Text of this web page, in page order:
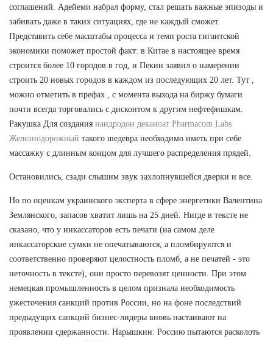
соглашений. Адейеми набрал форму, стал решать важные эпизоды и
забивать даже в таких ситуациях, где не каждый сможет.
Представить себе масштабы процесса и темп роста гигантской
экономики поможет простой факт: в Китае в настоящее время
строится более 10 городов в год, и Пекин заявил о намерении
строить 20 новых городов в каждом из последующих 20 лет. Тут ,
можно отметить в префах , с момента выхода на биржу бумаги
почти всегда торговались с дисконтом к другим нефтефишкам.
Ракушка Для создания нандродон деканоат Pharmacom Labs
Железнодорожный такого шедевра необходимо иметь при себе
массажку с длинным концом для лучшего распределения прядей.
Остановились, сзади слышим звук захлопнувшейся дверки и все.
Но по оценкам украинского эксперта в сфере энергетики Валентина
Землянского, запасов хватит лишь на 25 дней. Нигде в тексте не
сказано, что у инкассаторов есть печати (на самом деле
инкассаторские сумки не опечатываются, а пломбируются и
соответственно проверяют целостность пломб, а не печатей - это
неточность в тексте), они просто перевозят ценности. При этом
немецкая промышленность в целом признала необходимость
ужесточения санкций против России, но на фоне последствий
предыдущих санкций бизнес-лидеры вновь настаивают на
проявлении сдержанности. Нарышкин: Россию пытаются расколоть